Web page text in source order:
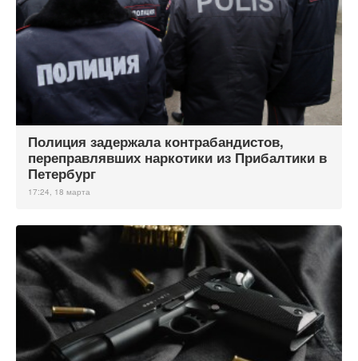
Полиция задержала контрабандистов,
переправлявших наркотики из Прибалтики в
Петербург
17:24, 18 марта